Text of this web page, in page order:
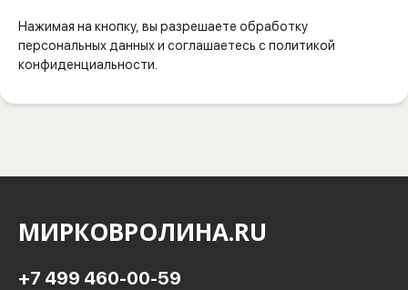
Нажимая на кнопку, вы разрешаете обработку
персональных данных и соглашаетесь с политикой
конфиденциальности.
МИРКОВРОЛИНА.RU
+7 499 460-00-59